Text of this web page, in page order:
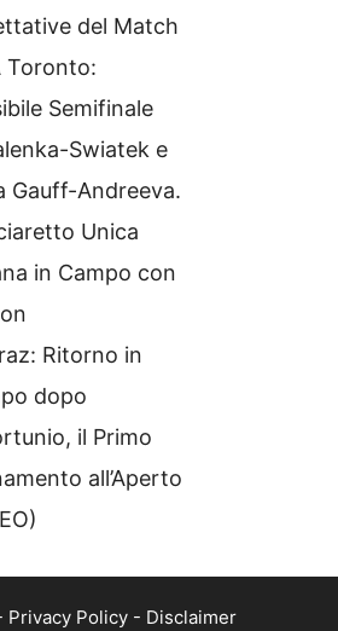
del Match
Toronto:
Semifinale
Swiatek e
Gauff-Andreeva.
Unica
in Campo con
Ritorno in
dopo
il Primo
all’Aperto
Privacy Policy- Disclaimer